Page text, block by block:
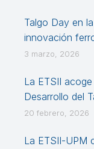
Talgo Day en
innovación
3 marzo, 2026
La ETSII
Desarrollo del
20 febrero, 2026
La ETSII-UPM